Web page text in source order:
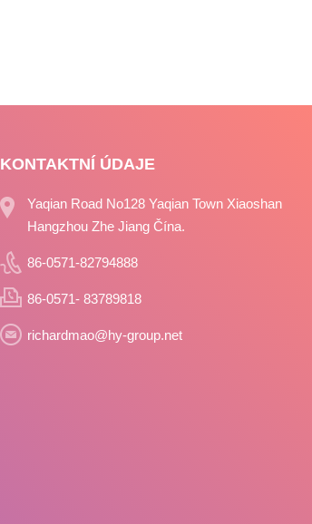
KONTAKTNÍ ÚDAJE
Yaqian Road No128 Yaqian Town Xiaoshan
Hangzhou Zhe Jiang Čína.
86-0571-82794888
86-0571- 83789818
richardmao@hy-group.net